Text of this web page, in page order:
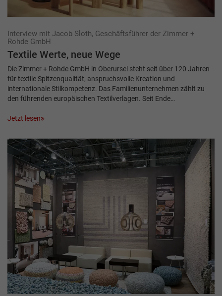
Interview mit Jacob Sloth, Geschäftsführer der Zimmer +
Rohde GmbH
Textile Werte, neue Wege
Die Zimmer + Rohde GmbH in Oberursel steht seit über 120 Jahren
für textile Spitzenqualität, anspruchsvolle Kreation und
internationale Stilkompetenz. Das Familienunternehmen zählt zu
den führenden europäischen Textilverlagen. Seit Ende…
Jetzt lesen